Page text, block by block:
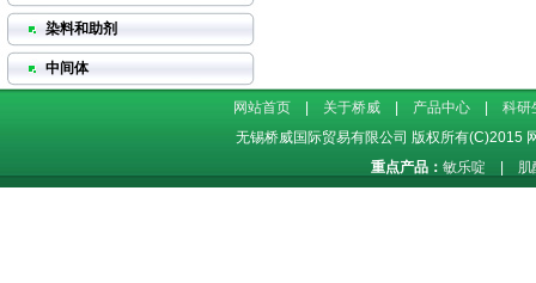
染料和助剂
中间体
网站首页 关于桥威 产品中心
科研
无锡桥威国际贸易有限公司 版权所有(C)2015
重点产品： 敏乐啶 肌